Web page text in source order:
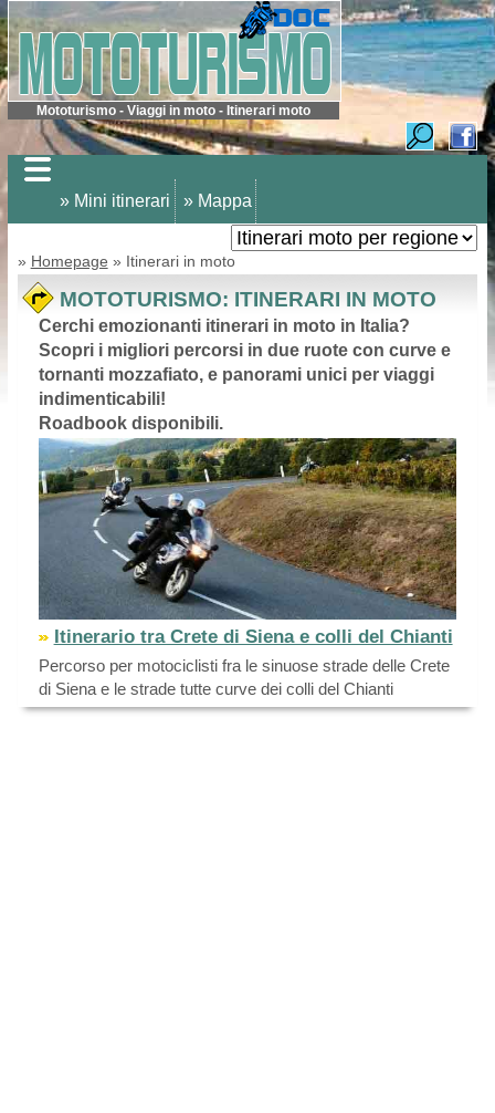
Mototurismo - Viaggi in moto - Itinerari moto
» Mini itinerari » Mappa
» Homepage » Itinerari in moto
MOTOTURISMO: ITINERARI IN MOTO
Cerchi emozionanti itinerari in moto in Italia?
Scopri i migliori percorsi in due ruote con curve e
tornanti mozzafiato, e panorami unici per viaggi
indimenticabili!
Roadbook disponibili.
Itinerario tra Crete di Siena e colli del Chianti
Percorso per motociclisti fra le sinuose strade delle Crete
di Siena e le strade tutte curve dei colli del Chianti